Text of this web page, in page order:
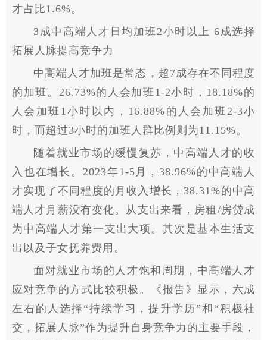
才占比1.6%。
3成中高端人才日均加班2小时以上 6成选择
拓展人脉提高竞争力
中高端人才加班是常态，超7成存在不同程度
的加班。26.73%的人会加班1-2小时，18.18%的
人会加班1小时以内，16.88%的人会加班2-3小
时，而超过3小时的加班人群比例则为11.15%。
随着就业市场的缓慢复苏，中高端人才的收
入也在增长。2023年1-5月，38.96%的中高端人
才实现了不同程度的月收入增长，38.31%的中高
端人才月薪没有变化。从支出来看，房租/房贷成
为中高端人才第一支出大项。其次是基本生活支
出以及子女抚养费用。
面对就业市场的人才饱和周期，中高端人才
应对竞争的方式比较积极。《报告》显示，六成
左右的人选择“持续学习，提升学历”和“积极社
交，拓展人脉”作为提升自身竞争力的主要手段，